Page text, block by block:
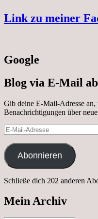
Link zu meiner
Google
Blog via E-Mail
Gib deine E-Mail-Adresse an,
Benachrichtigungen über
E-
Mail-
Adresse
Abonnieren
Schließe dich 202 anderen
Mein Archiv